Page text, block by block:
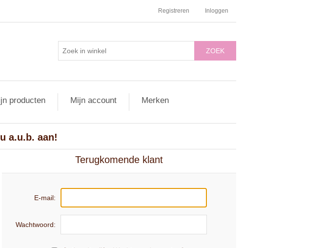
Registreren Inloggen
ZOEK
producten Mijn account Merken
a.u.b. aan!
Terugkomende klant
E-mail:
Wachtwoord: